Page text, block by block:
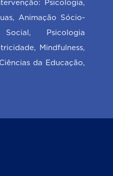
Psicologia,
Animação Sócio-
Psicologia
Mindfulness,
da Educação,